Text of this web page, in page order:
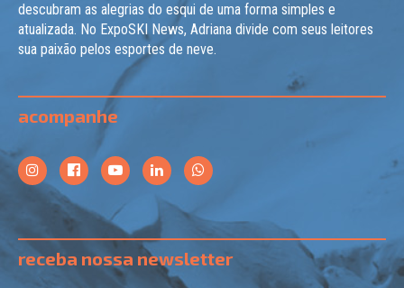
descubram as alegrias do esqui de uma forma simples e
atualizada. No ExpoSKI News, Adriana divide com seus leitores
sua paixão pelos esportes de neve.
acompanhe
receba nossa newsletter